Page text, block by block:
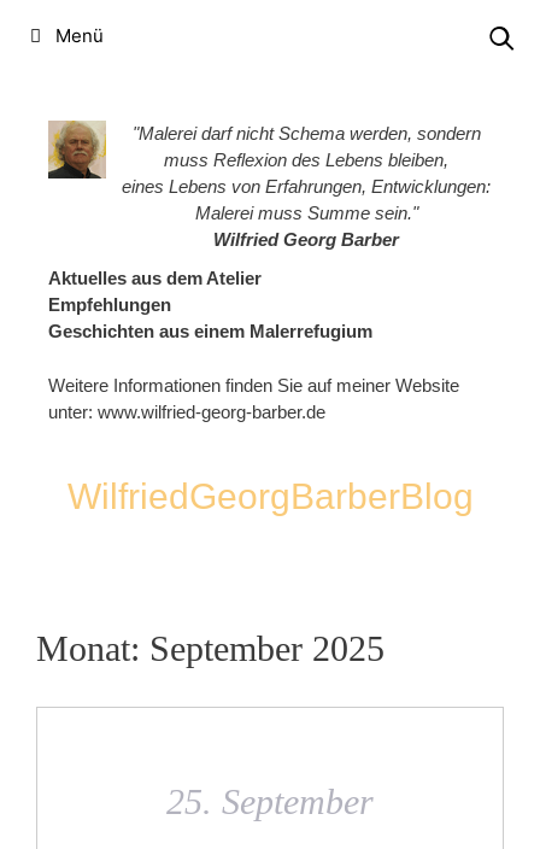
Inhalt
Menü
WilfriedGeorgBarberBlog
"Malerei darf nicht Schema werden, sondern
muss Reflexion des Lebens bleiben,
eines Lebens von Erfahrungen, Entwicklungen:
Malerei muss Summe sein."
Wilfried Georg Barber
Aktuelles aus dem Atelier
Empfehlungen
Geschichten aus einem Malerrefugium
Weitere Informationen finden Sie auf meiner Website
unter: www.wilfried-georg-barber.de
Monat: September 2025
25. September